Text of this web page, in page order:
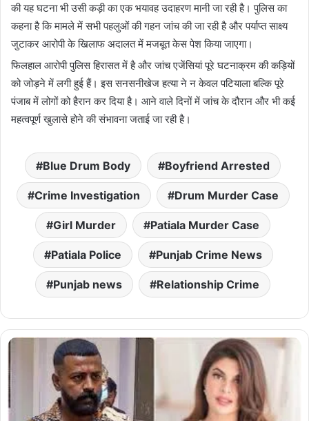
की यह घटना भी उसी कड़ी का एक भयावह उदाहरण मानी जा रही है। पुलिस का
कहना है कि मामले में सभी पहलुओं की गहन जांच की जा रही है और पर्याप्त साक्ष्य
जुटाकर आरोपी के खिलाफ अदालत में मजबूत केस पेश किया जाएगा।
फिलहाल आरोपी पुलिस हिरासत में है और जांच एजेंसियां पूरे घटनाक्रम की कड़ियों
को जोड़ने में लगी हुई हैं। इस सनसनीखेज हत्या ने न केवल पटियाला बल्कि पूरे
पंजाब में लोगों को हैरान कर दिया है। आने वाले दिनों में जांच के दौरान और भी कई
महत्वपूर्ण खुलासे होने की संभावना जताई जा रही है।
Blue Drum Body Boyfriend Arrested
Crime Investigation Drum Murder Case
Girl Murder Patiala Murder Case
Patiala Police Punjab Crime News
Punjab news Relationship Crime